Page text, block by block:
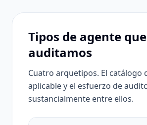
Tipos de agente que
auditamos
Cuatro arquetipos. El catálogo
aplicable y el esfuerzo de
sustancialmente entre ellos.